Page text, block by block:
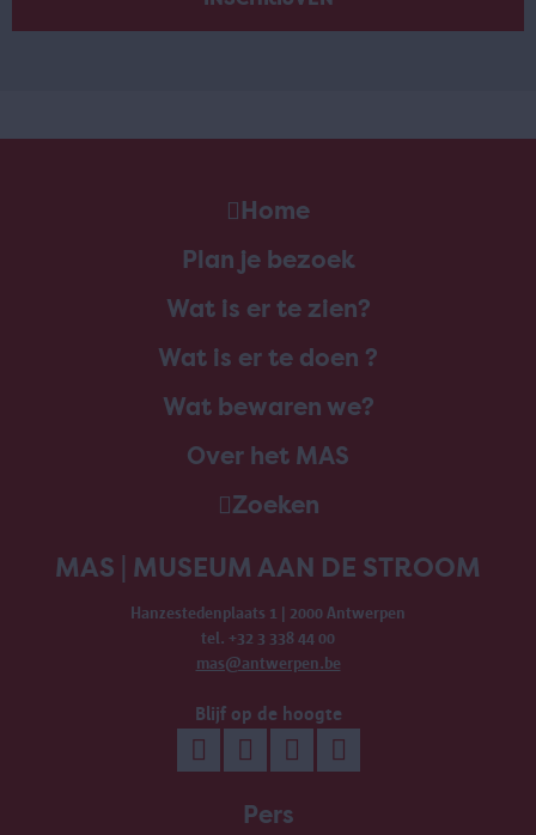
Home
Plan je bezoek
Wat is er te zien?
Wat is er te doen ?
Wat bewaren we?
Over het MAS
Zoeken
MAS | MUSEUM AAN DE STROOM
Hanzestedenplaats 1 | 2000 Antwerpen
tel. +32 3 338 44 00
mas@antwerpen.be
Blijf op de hoogte
Pers